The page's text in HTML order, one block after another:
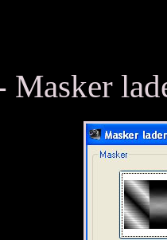
Masker